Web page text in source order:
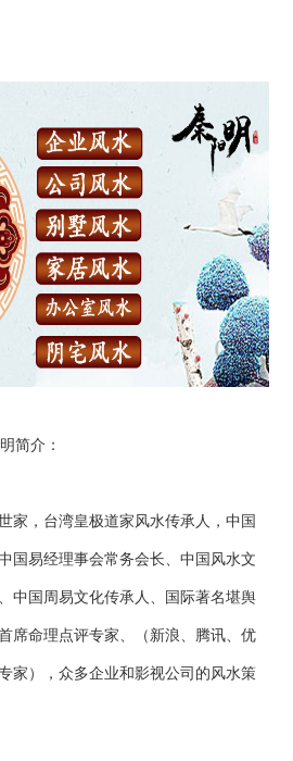
简介：
家，台湾皇极道家风水传承人，中国
国易经理事会常务会长、中国风水文
中国周易文化传承人、国际著名堪舆
席命理点评专家、（新浪、腾讯、优
家），众多企业和影视公司的风水策